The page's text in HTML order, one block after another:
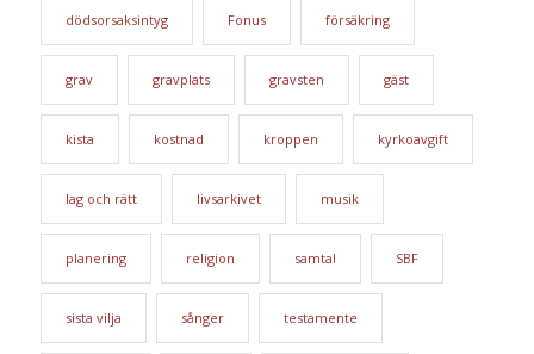
dödsorsaksintyg Fonus försäkring
grav gravplats gravsten gäst
kista kostnad kroppen kyrkoavgift
lag och rätt livsarkivet musik
planering religion samtal SBF
sista vilja sånger testamente